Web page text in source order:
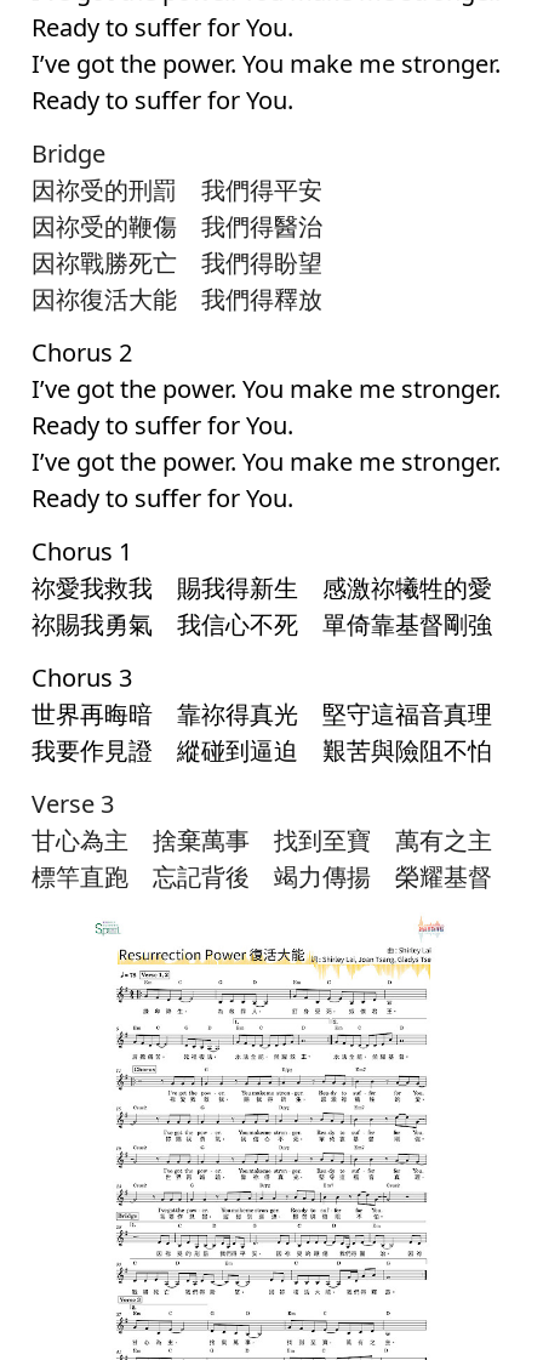
Ready to suffer for You.
I’ve got the power. You make me stronger.
Ready to suffer for You.
Bridge
因祢受的刑罰 我們得平安
因祢受的鞭傷 我們得醫治
因祢戰勝死亡 我們得盼望
因祢復活大能 我們得釋放
Chorus 2
I’ve got the power. You make me stronger.
Ready to suffer for You.
I’ve got the power. You make me stronger.
Ready to suffer for You.
Chorus 1
祢愛我救我 賜我得新生 感激祢犧牲的愛
祢賜我勇氣 我信心不死 單倚靠基督剛強
Chorus 3
世界再晦暗 靠祢得真光 堅守這福音真理
我要作見證 縱碰到逼迫 艱苦與險阻不怕
Verse 3
甘心為主 捨棄萬事 找到至寶 萬有之主
標竿直跑 忘記背後 竭力傳揚 榮耀基督